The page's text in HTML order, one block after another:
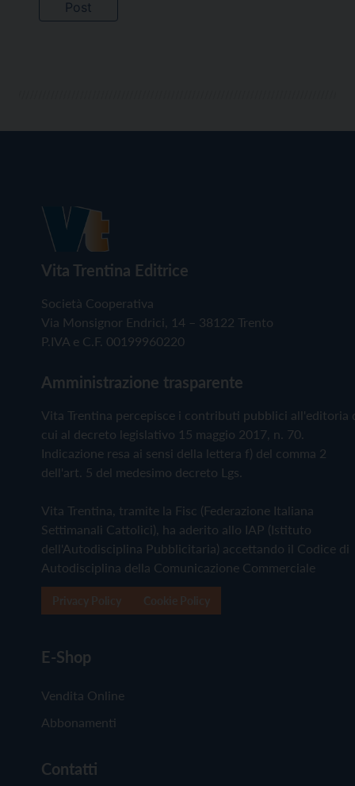
Vita Trentina Editrice
Società Cooperativa
Via Monsignor Endrici, 14 – 38122 Trento
P.IVA e C.F. 00199960220
Amministrazione trasparente
Vita Trentina percepisce i contributi pubblici all'editoria
cui al decreto legislativo 15 maggio 2017, n. 70.
Indicazione resa ai sensi della lettera f) del comma 2
dell'art. 5 del medesimo decreto Lgs.
Vita Trentina, tramite la Fisc (Federazione Italiana
Settimanali Cattolici), ha aderito allo IAP (Istituto
dell'Autodisciplina Pubblicitaria) accettando il Codice di
Autodisciplina della Comunicazione Commerciale
E-Shop
Vendita Online
Abbonamenti
Contatti